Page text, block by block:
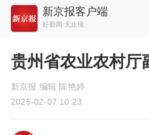
新京报客户端
好新闻 无止境
贵州省农业农村厅
新京报 编辑 陈艳婷
2025-02-07 10:23